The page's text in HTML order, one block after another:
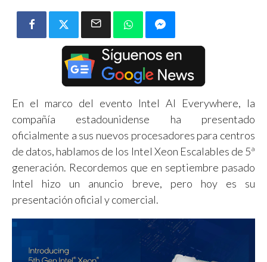
En el marco del evento Intel AI Everywhere, la
compañía estadounidense ha presentado
oficialmente a sus nuevos procesadores para centros
de datos, hablamos de los Intel Xeon Escalables de 5ª
generación. Recordemos que en septiembre pasado
Intel hizo un anuncio breve, pero hoy es su
presentación oficial y comercial.